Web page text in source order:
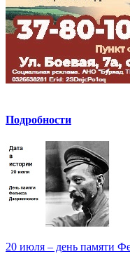
Подробности
20 июля – день памяти